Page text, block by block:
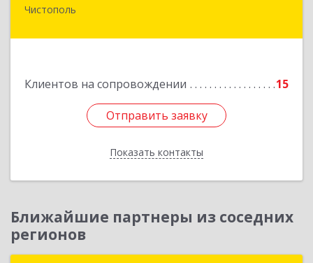
Чистополь
Клиентов на сопровождении 15
Отправить заявку
Показать контакты
422980, Татарстан Респ, Чистопольский р-н,
Отправить заявку
Назад
Ближайшие партнеры из соседних
регионов